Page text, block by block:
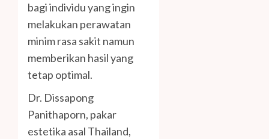
bagi individu yang ingin
melakukan perawatan
minim rasa sakit namun
memberikan hasil yang
tetap optimal.
Dr. Dissapong
Panithaporn, pakar
estetika asal Thailand,